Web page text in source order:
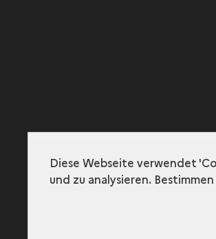
Diese Webseite verwendet
und zu analysieren.